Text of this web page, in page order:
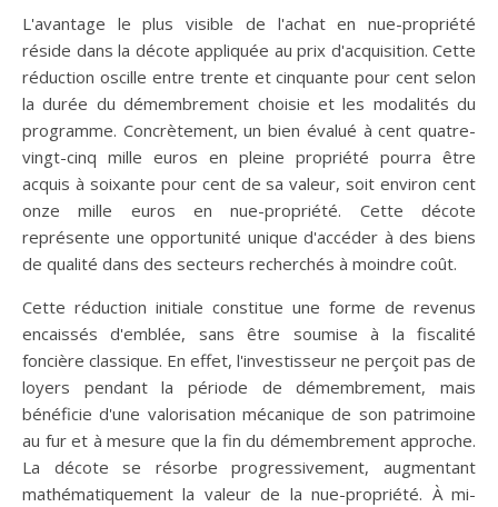
L'avantage le plus visible de l'achat en nue-propriété
réside dans la décote appliquée au prix d'acquisition. Cette
réduction oscille entre trente et cinquante pour cent selon
la durée du démembrement choisie et les modalités du
programme. Concrètement, un bien évalué à cent quatre-
vingt-cinq mille euros en pleine propriété pourra être
acquis à soixante pour cent de sa valeur, soit environ cent
onze mille euros en nue-propriété. Cette décote
représente une opportunité unique d'accéder à des biens
de qualité dans des secteurs recherchés à moindre coût.
Cette réduction initiale constitue une forme de revenus
encaissés d'emblée, sans être soumise à la fiscalité
foncière classique. En effet, l'investisseur ne perçoit pas de
loyers pendant la période de démembrement, mais
bénéficie d'une valorisation mécanique de son patrimoine
au fur et à mesure que la fin du démembrement approche.
La décote se résorbe progressivement, augmentant
mathématiquement la valeur de la nue-propriété. À mi-